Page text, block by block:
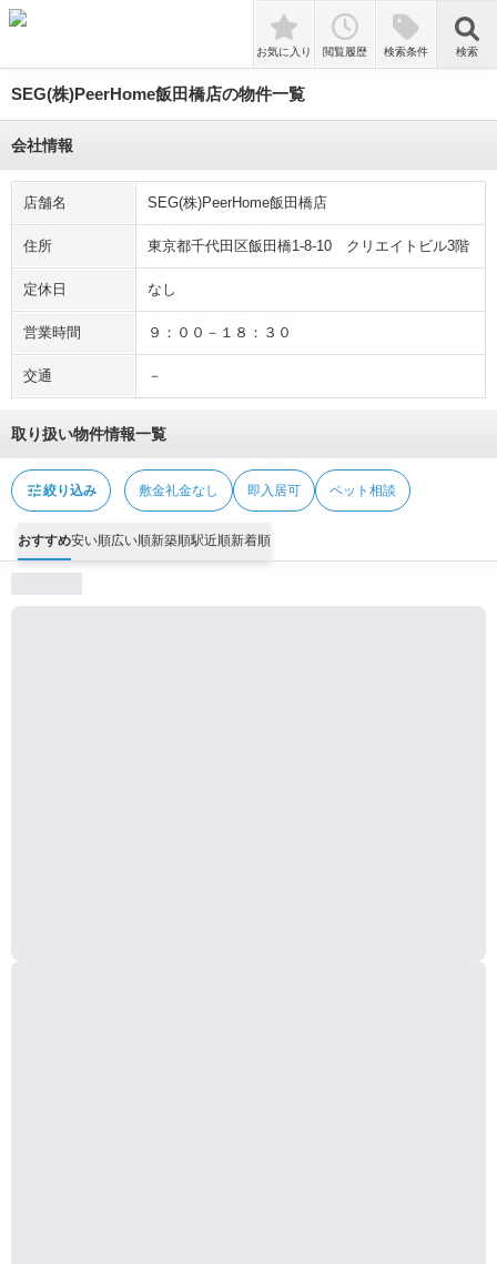
検索
お気に入り 閲覧履歴 検索条件 検索
SEG(株)PeerHome飯田橋店の物件一覧
会社情報
店舗名 SEG(株)PeerHome飯田橋店
住所 東京都千代田区飯田橋1-8-10 クリエイトビル3階
定休日 なし
営業時間 ９：００－１８：３０
交通 －
取り扱い物件情報一覧
tune絞り込み 敷金礼金なし 即入居可 ペット相談
おすすめ安い順広い順新築順駅近順新着順
tune 即入居可 ペット相談